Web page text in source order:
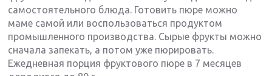
самостоятельного блюда. Готовить пюре можно
маме самой или воспользоваться продуктом
промышленного производства. Сырые фрукты можно
сначала запекать, а потом уже пюрировать.
Ежедневная порция фруктового пюре в 7 месяцев